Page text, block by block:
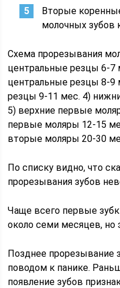
Вторые
молочных зубов
Схема прорезывания
центральные резцы 6-7
центральные резцы 8-9
резцы 9-11 мес. 4)
5) верхние первые
первые моляры 12-15
вторые моляры 20-30
По списку видно, что
прорезывания зубов
Чаще всего первые
около семи месяцев, но
Позднее прорезывание
поводом к панике.
появление зубов